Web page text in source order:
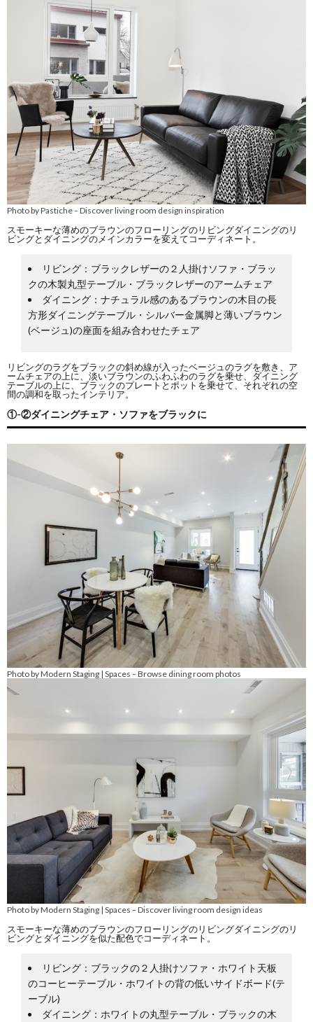
Photo by Pastiche–Discover living room design inspiration
スモーキーな薄めのブラウンのフローリングのリビングダイニングのリ
ビングとダイニングのメインカラーを変えてコーディネート。
リビング：ブラックレザーの２人掛けソファ・ブラッ
クの木製丸型テーブル・ブラックレザーのアームチェア
ダイニング：ナチュラル感のあるブラウンの木目の長
方形ダイニングテーブル・シルバー金属脚と薄いブラウン
(ベージュ)の座面を組み合わせたチェア
リビングのラグをブラックの斜め線が入ったベージュのラグを敷き、ア
ームチェアの上に、淡いブラウンのふわふわのラグを乗せ、ダイニング
テーブルの上に、ブラックのプレートとポットを乗せて、それぞれの空
間の調和を取ったインテリア。
①-②ダイニングチェア・ソファをブラックに
Photo by Modern Staging | Spaces –Browse dining room photos
Photo by Modern Staging | Spaces –Discover living room design ideas
スモーキーな薄めのブラウンのフローリングのリビングダイニングのリ
ビングとダイニングを似た配色でコーディネート。
リビング：ブラックの２人掛けソファ・ホワイト天板
のコーヒーテーブル・ホワイトの背の低いサイドボード(テ
ーブル)
ダイニング：ホワイトの丸型テーブル・ブラックの木